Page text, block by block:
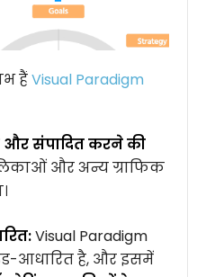
हैंVisual Paradigm
और संपादित करने की
और अन्य ग्राफिक
Visual Paradigm
आधारित है, और इसमें